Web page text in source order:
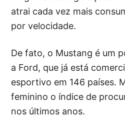
atrai cada vez mais
por velocidade.
De fato, o Mustang é um
a Ford, que já está
esportivo em 146 países.
feminino o índice de
nos últimos anos.